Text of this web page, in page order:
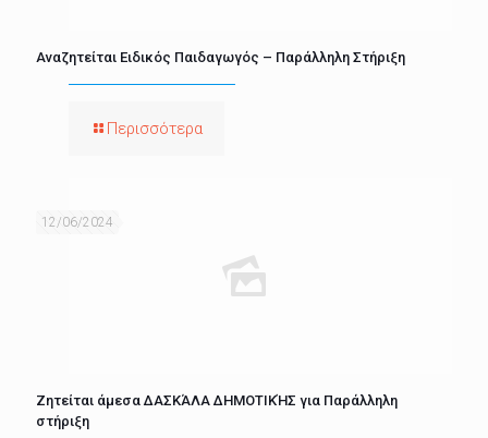
Αναζητείται Ειδικός Παιδαγωγός – Παράλληλη Στήριξη
Περισσότερα
12/06/2024
Ζητείται άμεσα ΔΑΣΚΆΛΑ ΔΗΜΟΤΙΚΉΣ για Παράλληλη
στήριξη